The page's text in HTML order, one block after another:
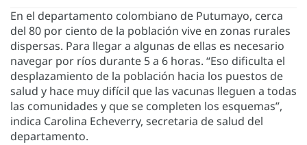
En el departamento colombiano de Putumayo, cerca
del 80 por ciento de la población vive en zonas rurales
dispersas. Para llegar a algunas de ellas es necesario
navegar por ríos durante 5 a 6 horas. “Eso dificulta el
desplazamiento de la población hacia los puestos de
salud y hace muy difícil que las vacunas lleguen a todas
las comunidades y que se completen los esquemas”,
indica Carolina Echeverry, secretaria de salud del
departamento.